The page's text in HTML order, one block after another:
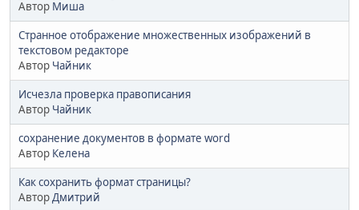
Автор Миша
Странное отображение множественных изображений в
текстовом редакторе
Автор Чайник
Исчезла проверка правописания
Автор Чайник
сохранение документов в формате word
Автор Келена
Как сохранить формат страницы?
Автор Дмитрий